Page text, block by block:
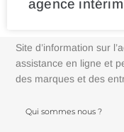
agence
Site d’information sur
assistance en ligne et
des marques et des
Qui sommes nous ?